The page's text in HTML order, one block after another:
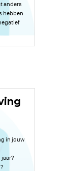
anders
hebben
in jouw